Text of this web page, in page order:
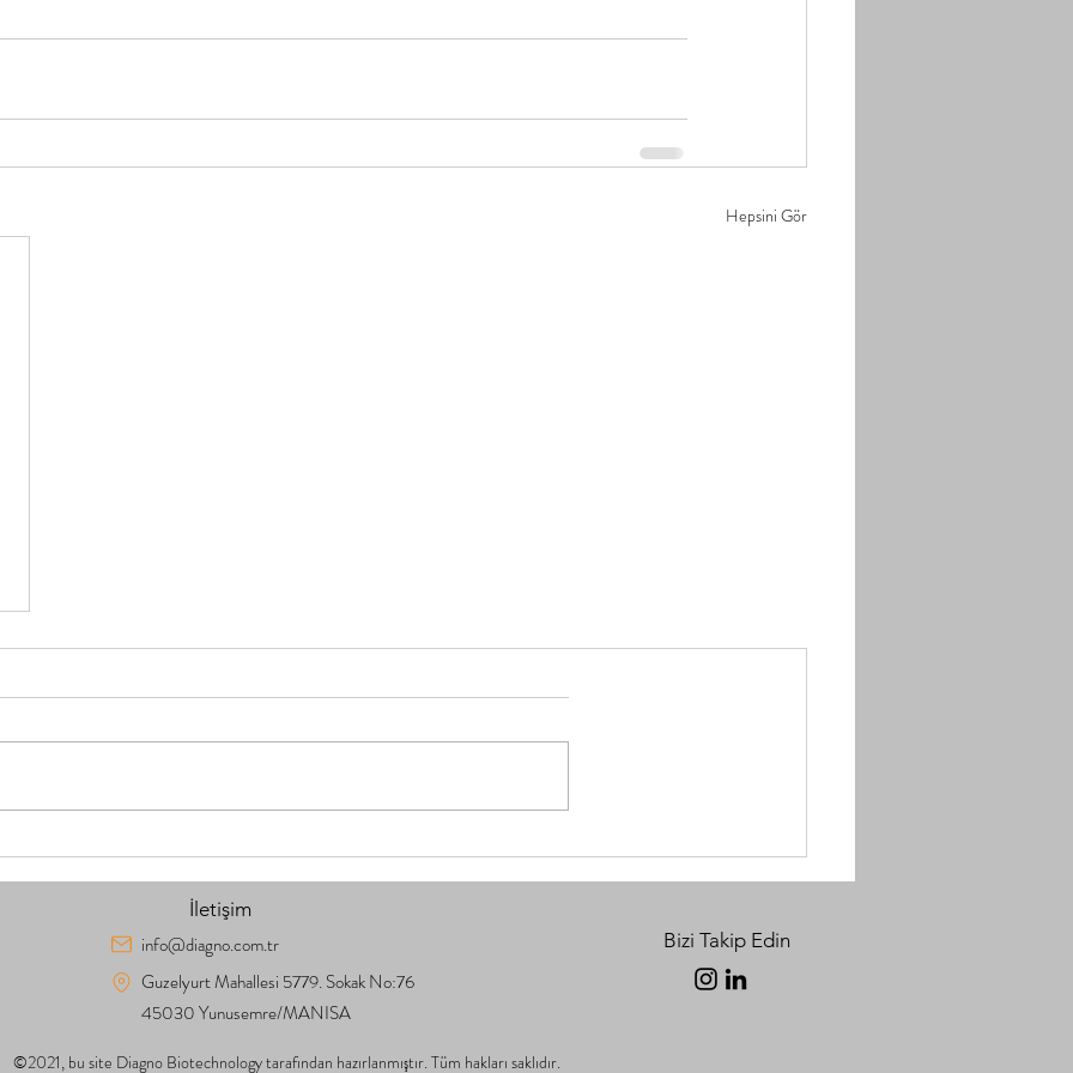
Hepsini Gör
İletişim
info@diagno.com.tr
Guzelyurt Mahallesi 5779. Sokak No:76
45030 Yunusemre/MANISA
Bizi Takip Edin
©2021, bu site Diagno Biotechnology tarafından hazırlanmıştır. Tüm hakları saklıdır.